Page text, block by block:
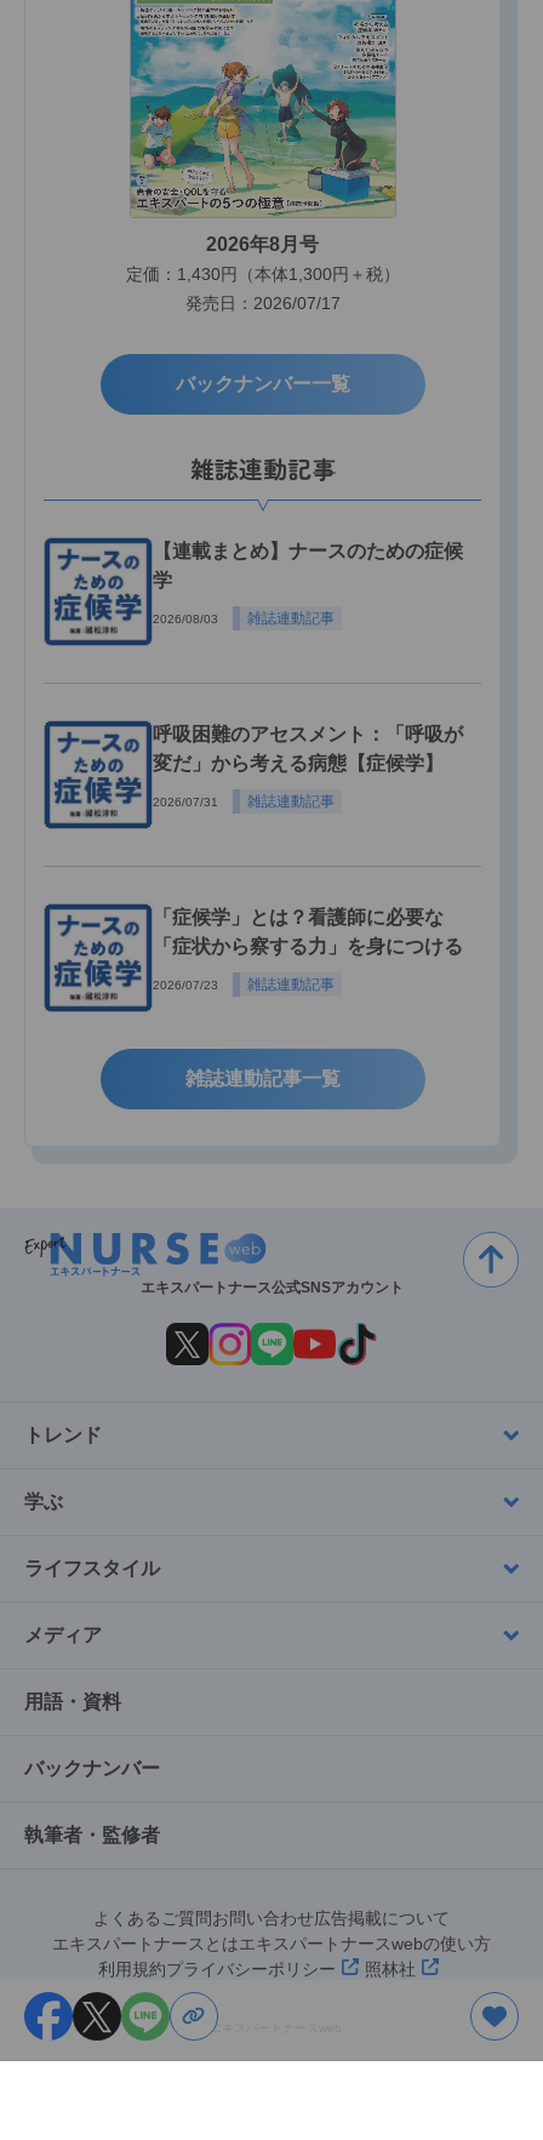
2026年8月号
定価：1,430円（本体1,300円＋税）
発売日：2026/07/17
バックナンバー一覧
雑誌連動記事
【連載まとめ】ナースのための症候
学
2026/08/03 雑誌連動記事
呼吸困難のアセスメント：「呼吸が
変だ」から考える病態【症候学】
2026/07/31 雑誌連動記事
「症候学」とは？看護師に必要な
「症状から察する力」を身につける
2026/07/23 雑誌連動記事
雑誌連動記事一覧
エキスパートナース公式SNSアカウント
トレンド
学ぶ
ライフスタイル
メディア
用語・資料
バックナンバー
執筆者・監修者
よくあるご質問お問い合わせ広告掲載について
エキスパートナースとはエキスパートナースwebの使い方
利用規約プライバシーポリシー 照林社
©︎エキスパートナースweb